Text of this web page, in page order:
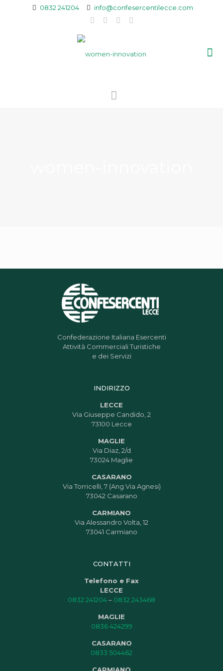
0832 241204 info@confesercentilecce.com
Confederazione Italiana Esercenti
Attività Commerciali Turistiche
e dei Servizi
INDIRIZZO
LECCE
Via Giuseppe Candido, 2
73100 Lecce
MAGLIE
Via Diaz, 2/d
73024 Maglie
CASARANO
Via Torricelli, 7 (Ang Via Agnesi)
73042 Casarano
CARMIANO
Via Alessandro Volta, 12
73041 Carmiano
CONTATTI
Telefono e Fax
LECCE
0832 241204– 0832 243468
MAGLIE
0836 424299
CASARANO
0833 504462